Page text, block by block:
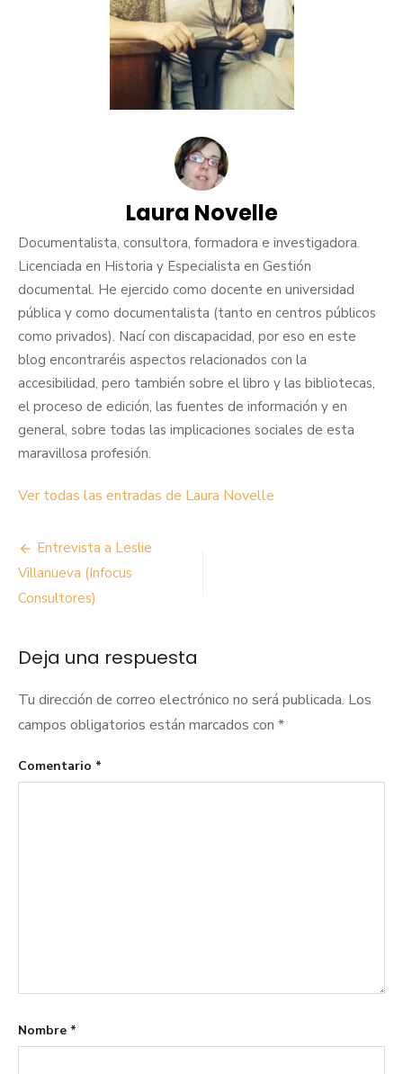
Laura Novelle
Documentalista, consultora, formadora e investigadora.
Licenciada en Historia y Especialista en Gestión
documental. He ejercido como docente en universidad
pública y como documentalista (tanto en centros públicos
como privados). Nací con discapacidad, por eso en este
blog encontraréis aspectos relacionados con la
accesibilidad, pero también sobre el libro y las bibliotecas,
el proceso de edición, las fuentes de información y en
general, sobre todas las implicaciones sociales de esta
maravillosa profesión.
Ver todas las entradas de Laura Novelle
Navegación
de
entradas
Entrevista a Leslie
Villanueva (Infocus
Consultores)
Deja una respuesta
Tu dirección de correo electrónico no será publicada. Los
campos obligatorios están marcados con *
Comentario *
Nombre *